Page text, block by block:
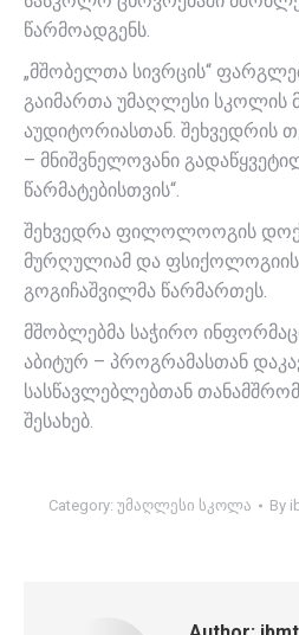
წარმოადგენს.
„მშობელთა სივრცის“
გაიმართა უმაღლესი სკოლის
აუდიტორიასთან. შეხვედრის
– მნიშვნელოვანი
წარმატებისთვის“.
შეხვედრა ფილოლოოგის
მურღულიამ და
გოგიჩაშვილმა წარმართეს.
მშობლებმა საჭირო
აბიტურ – პროგრამასთან
სასწავლებლებთან
შესახებ.
Category: უმაღლესი სკოლა By